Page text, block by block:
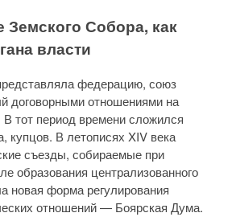
Земского Собора, как
власти
федерацию, союз
договорными отношениями на
В тот период времени сложился
купцов. В летописях XIV века
съезды, собираемые при
образования централизованного
новая форма регулирования
отношений — Боярская Дума.